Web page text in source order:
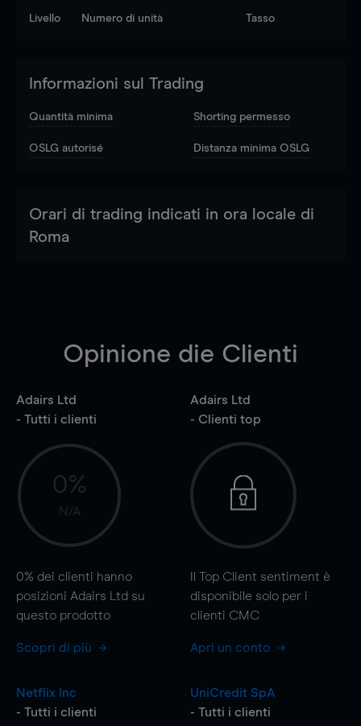
Livello Numero di unità Tasso
Informazioni sul Trading
Quantità minima Shorting permesso
OSLG autorisé Distanza minima OSLG
Orari di trading indicati in ora locale di
Roma
Opinione die Clienti
Adairs Ltd
- Tutti i clienti
0%
N/A
0% dei clienti hanno
posizioni Adairs Ltd su
questo prodotto
Scopri di più
Adairs Ltd
- Clienti top
Il Top Client sentiment è
disponibile solo per i
clienti CMC
Apri un conto
Netflix Inc
- Tutti i clienti
UniCredit SpA
- Tutti i clienti